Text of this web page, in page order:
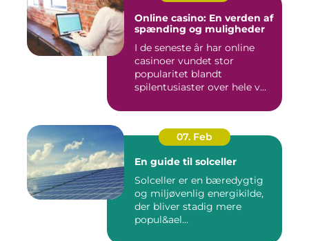
Online casino: En verden af
spænding og muligheder
I de seneste år har online
casinoer vundet stor
popularitet blandt
spilentusiaster over hele v...
07. Feb
En guide til solceller
Solceller er en bæredygtig
og miljøvenlig energikilde,
der bliver stadig mere
popul&ael...